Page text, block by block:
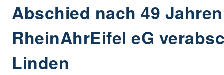
Abschied nach 49
RheinAhrEifel eG
Linden